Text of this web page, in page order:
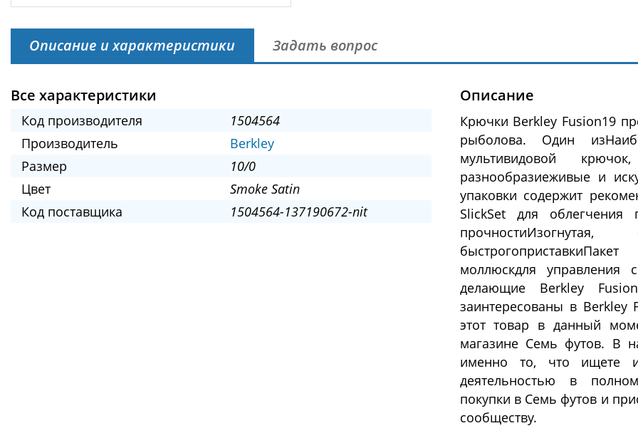
Описание и характеристики Задать вопрос
Все характеристики
Код производителя
1504564
Производитель
Berkley
Размер
10/0
Цвет
Smoke Satin
Код поставщика
1504564-137190672-nit
Описание
Крючки Berkley Fusion19
рыболова. Один
мультивидовой
разнообразиеживые и
упаковки содержит
SlickSet для облегчения
моллюскдля управления
делающие Berkley
заинтересованы в
этот товар в данный
магазине Семь футов. В
именно то, что ищете
деятельностью в
покупки в Семь футов и
сообществу.